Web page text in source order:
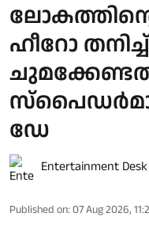
ഹീറോ തനിച്ച്
ഡേ
Entertainment Desk
Published on: 07 Aug 2026,